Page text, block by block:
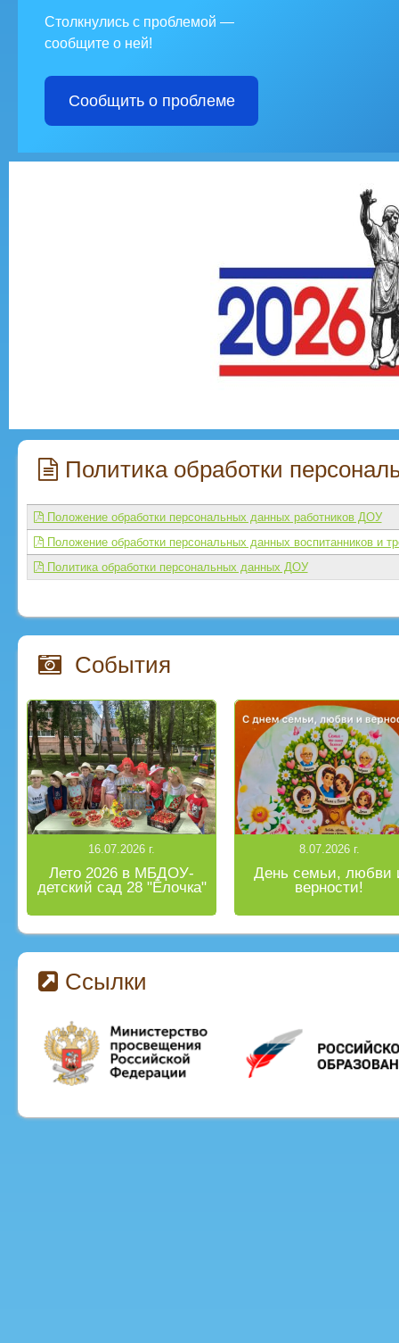
Столкнулись с проблемой —
сообщите о ней!
Сообщить о проблеме
Политика обработки
Положение обработки персональных данных работников ДОУ
Положение обработки персональных данных воспитанников и
Политика обработки персональных данных ДОУ
События
16.07.2026 г.
Лето 2026 в МБДОУ-
детский сад 28 "Ёлочка"
8.07.2026 г.
День семьи, любви
верности!
Ссылки